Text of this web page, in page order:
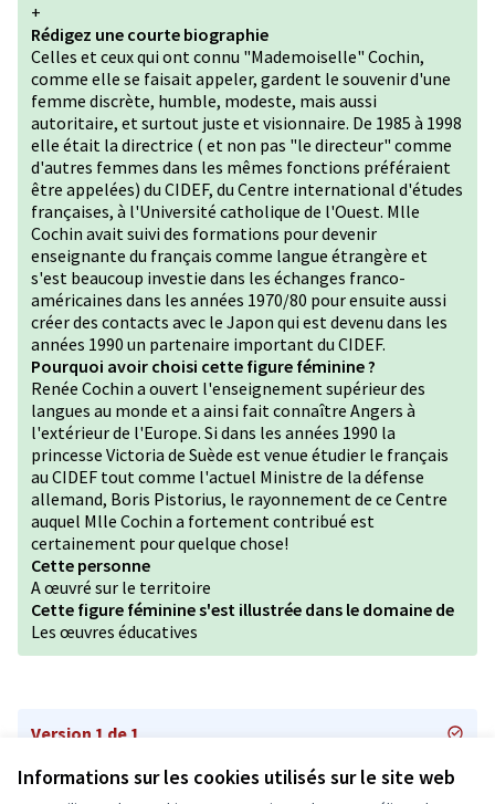
Informations sur les cookies utilisés sur le site web
+
Rédigez une courte biographie
Celles et ceux qui ont connu "Mademoiselle" Cochin,
comme elle se faisait appeler, gardent le souvenir d'une
femme discrète, humble, modeste, mais aussi
autoritaire, et surtout juste et visionnaire. De 1985 à 1998
elle était la directrice ( et non pas "le directeur" comme
d'autres femmes dans les mêmes fonctions préféraient
être appelées) du CIDEF, du Centre international d'études
françaises, à l'Université catholique de l'Ouest. Mlle
Cochin avait suivi des formations pour devenir
enseignante du français comme langue étrangère et
s'est beaucoup investie dans les échanges franco-
américaines dans les années 1970/80 pour ensuite aussi
créer des contacts avec le Japon qui est devenu dans les
années 1990 un partenaire important du CIDEF.
Pourquoi avoir choisi cette figure féminine ?
Renée Cochin a ouvert l'enseignement supérieur des
langues au monde et a ainsi fait connaître Angers à
l'extérieur de l'Europe. Si dans les années 1990 la
princesse Victoria de Suède est venue étudier le français
au CIDEF tout comme l'actuel Ministre de la défense
allemand, Boris Pistorius, le rayonnement de ce Centre
auquel Mlle Cochin a fortement contribué est
certainement pour quelque chose!
Cette personne
A œuvré sur le territoire
Cette figure féminine s'est illustrée dans le domaine de
Les œuvres éducatives
Version 1 de 1